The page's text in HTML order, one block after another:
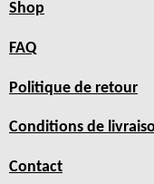
Shop
FAQ
Politique de retour
Conditions de
Contact